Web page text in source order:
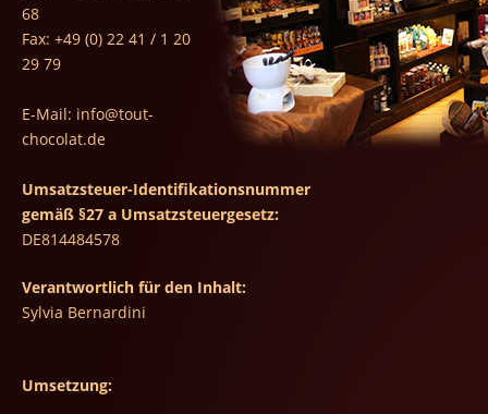
68
Fax: +49 (0) 22 41 / 1 20
29 79
E-Mail: info@tout-
chocolat.de
Umsatzsteuer-Identifikationsnummer
gemäß §27 a Umsatzsteuergesetz:
DE814484578
Verantwortlich für den Inhalt:
Sylvia Bernardini
Umsetzung: